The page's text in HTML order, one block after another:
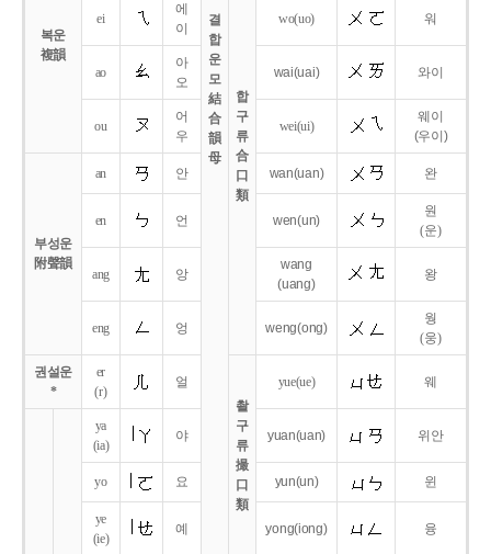
결
합
운
모
結
合
韻
母
복운
複韻
합
구
류
合
口
類
ei
에
이
wo(uo) 워
ao
아
오
wai(uai) 와이
ou
어
우
wei(ui)
웨이
(우이)
부성운
附聲韻
an 안 wan(uan) 완
en 언 wen(un)
원
(운)
ang 앙
wang
(uang)
왕
eng 엉 weng(ong)
웡
(웅)
권설운
*
er
(r)
얼
촬
구
류
撮
口
類
yue(ue) 웨
ya
(ia)
야 yuan(uan) 위안
yo 요 yun(un) 윈
ye
(ie)
예 yong(iong) 융